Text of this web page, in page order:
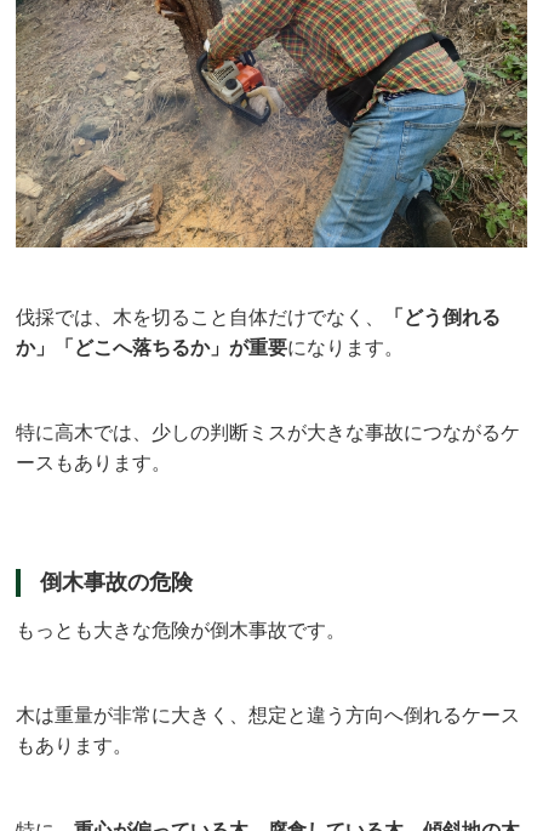
伐採では、木を切ること自体だけでなく、
「どう倒れる
か」「どこへ落ちるか」が重要になります。
特に高木では、少しの判断ミスが大きな事故につながるケ
ースもあります。
倒木事故の危険
もっとも大きな危険が倒木事故です。
木は重量が非常に大きく、想定と違う方向へ倒れるケース
もあります。